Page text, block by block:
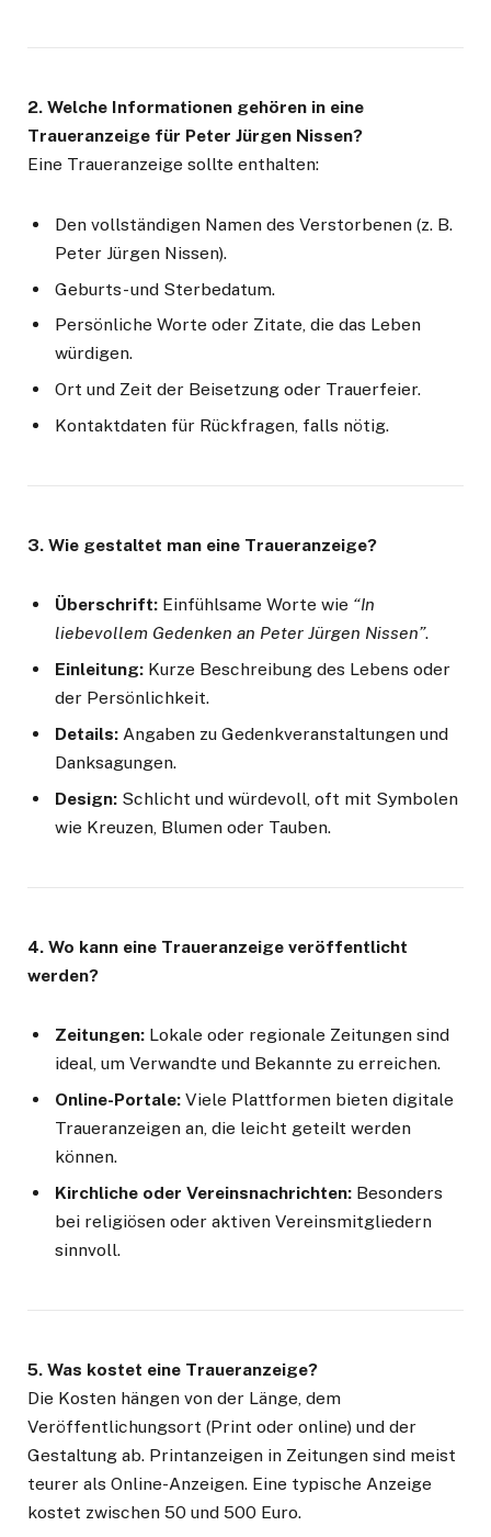
2. Welche Informationen gehören in eine
Traueranzeige für Peter Jürgen Nissen?
Eine Traueranzeige sollte enthalten:
Den vollständigen Namen des Verstorbenen (z. B.
Peter Jürgen Nissen).
Geburts- und Sterbedatum.
Persönliche Worte oder Zitate, die das Leben
würdigen.
Ort und Zeit der Beisetzung oder Trauerfeier.
Kontaktdaten für Rückfragen, falls nötig.
3. Wie gestaltet man eine Traueranzeige?
Überschrift: Einfühlsame Worte wie “In
liebevollem Gedenken an Peter Jürgen Nissen”.
Einleitung: Kurze Beschreibung des Lebens oder
der Persönlichkeit.
Details: Angaben zu Gedenkveranstaltungen und
Danksagungen.
Design: Schlicht und würdevoll, oft mit Symbolen
wie Kreuzen, Blumen oder Tauben.
4. Wo kann eine Traueranzeige veröffentlicht
werden?
Zeitungen: Lokale oder regionale Zeitungen sind
ideal, um Verwandte und Bekannte zu erreichen.
Online-Portale: Viele Plattformen bieten digitale
Traueranzeigen an, die leicht geteilt werden
können.
Kirchliche oder Vereinsnachrichten: Besonders
bei religiösen oder aktiven Vereinsmitgliedern
sinnvoll.
5. Was kostet eine Traueranzeige?
Die Kosten hängen von der Länge, dem
Veröffentlichungsort (Print oder online) und der
Gestaltung ab. Printanzeigen in Zeitungen sind meist
teurer als Online-Anzeigen. Eine typische Anzeige
kostet zwischen 50 und 500 Euro.